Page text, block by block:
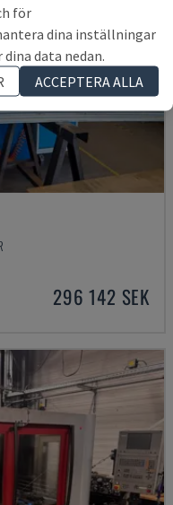
296 142 SEK
för
dina inställningar
data nedan.
ACCEPTERA ALLA